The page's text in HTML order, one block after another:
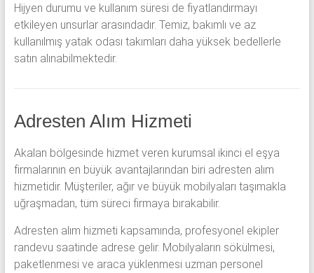
Hijyen durumu ve kullanım süresi de fiyatlandırmayı
etkileyen unsurlar arasındadır. Temiz, bakımlı ve az
kullanılmış yatak odası takımları daha yüksek bedellerle
satın alınabilmektedir.
Adresten Alım Hizmeti
Akalan bölgesinde hizmet veren kurumsal ikinci el eşya
firmalarının en büyük avantajlarından biri adresten alım
hizmetidir. Müşteriler, ağır ve büyük mobilyaları taşımakla
uğraşmadan, tüm süreci firmaya bırakabilir.
Adresten alım hizmeti kapsamında, profesyonel ekipler
randevu saatinde adrese gelir. Mobilyaların sökülmesi,
paketlenmesi ve araca yüklenmesi uzman personel